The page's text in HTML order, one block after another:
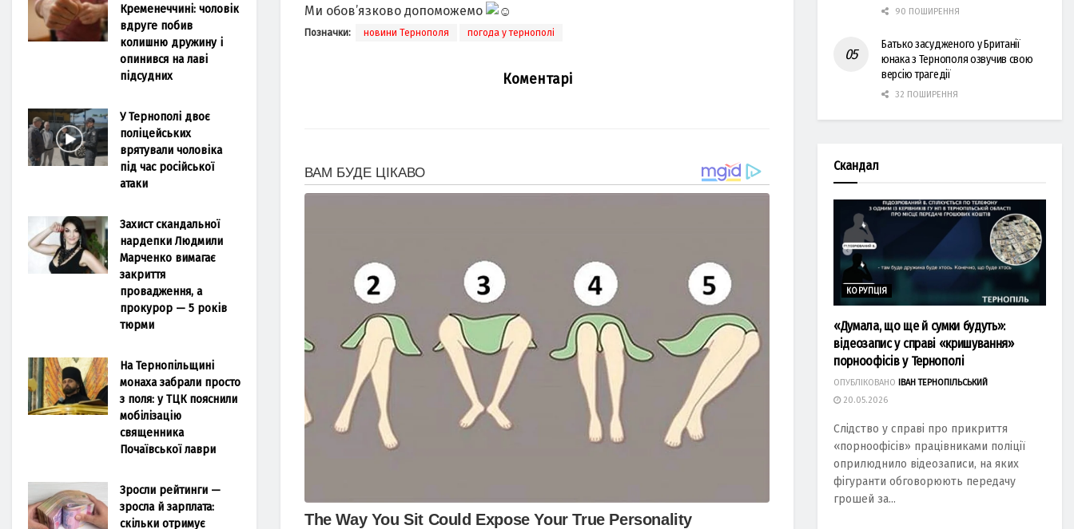
Ми обов’язково допоможемо
Позначки: новини Тернополя погода у тернополі
Коментарі
Кременеччині: чоловік
вдруге побив
колишню дружину і
опинився на лаві
підсудних
У Тернополі двоє
поліцейських
врятували чоловіка
під час російської
атаки
Захист скандальної
нардепки Людмили
Марченко вимагає
закриття
провадження, а
прокурор — 5 років
тюрми
На Тернопільщині
монаха забрали просто
з поля: у ТЦК пояснили
мобілізацію
священника
Почаївської лаври
Зросли рейтинги —
зросла й зарплата:
скільки отримує
90 ПОШИРЕННЯ
Батько засудженого у Британії
юнака з Тернополя озвучив свою
версію трагедії
32 ПОШИРЕННЯ
Скандал
КОРУПЦІЯ
«Думала, що ще й сумки будуть»:
відеозапис у справі «кришування»
порноофісів у Тернополі
ОПУБЛІКОВАНО
ІВАН ТЕРНОПІЛЬСЬКИЙ
20.05.2026
Слідство у справі про прикриття
«порноофісів» працівниками поліції
оприлюднило відеозаписи, на яких
фігуранти обговорюють передачу
грошей за...